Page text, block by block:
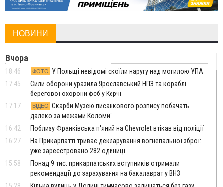
НОВИНИ
Вчора
18:46 ФОТО
У Польщі невідомі скоїли наругу над могилою УПА
17:45
Сили оборони уразила Ярославський НПЗ та кораблі
берегової охорони фсб у Керчі
17:17
ВІДЕО Скарби Музею писанкового розпису побачать
далеко за межами Коломиї
16:42
Поблизу Франківська п'яний на Chevrolet втікав від поліції
16:27
На Прикарпатті триває декларування вогнепальної зброї:
уже зареєстровано 282 одиниці
15:58
Понад 9 тис. прикарпатських вступників отримали
рекомендації до зарахування на бакалаврат у ВНЗ